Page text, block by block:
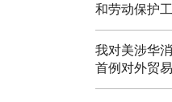
和劳动保护
我对美涉华
首例对外贸